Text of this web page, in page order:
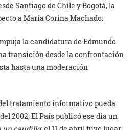
Santiago de Chile y Bogotá, la
a María Corina Machado:
la candidatura de Edmundo
transición desde la confrontación
hasta una moderación
tratamiento informativo pueda
2002; El País publicó ese día un